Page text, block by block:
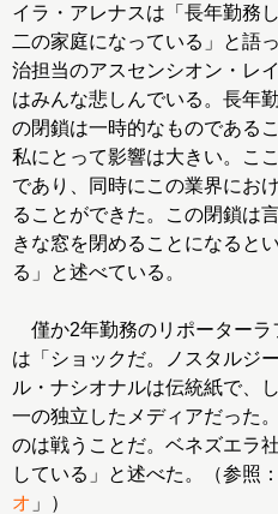
イラ・アレナスは「長年勤務
二の家庭になっている」と語
治担当のアスセンシオン・レ
はみんな悲しんでいる。長年
の閉鎖は一時的なものである
私にとって影響は大きい。こ
であり、同時にこの業界にお
ることができた。この閉鎖は
きな窓を閉めることになると
る」と述べている。
僅か2年勤務のリポーターラ
は「ショックだ。ノスタルジ
ル・ナシオナルは伝統紙で、
一の独立したメディアだった
のは戦うことだ。ベネズエラ
している」と述べた。（参照：
オ 」）